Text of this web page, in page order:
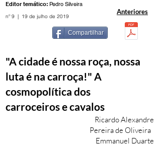
Editor temático: Pedro Silveira
nº 9 | 19 de julho de 2019
Anteriores
Compartilhar
"A cidade é nossa roça, nossa
luta é na carroça!" A
cosmopolítica dos
carroceiros e cavalos
Ricardo Alexandre
Pereira de Oliveira
Emmanuel Duarte